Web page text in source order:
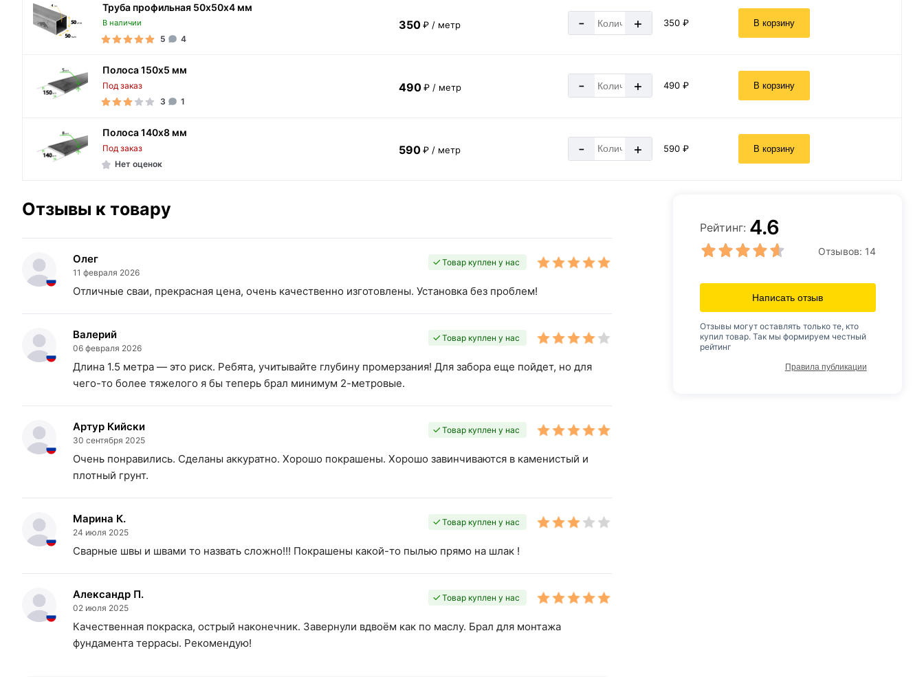
Труба профильная 50х50х4 мм
В наличии
5 4
350 ₽ / метр - + 350 ₽ В корзину
Полоса 150х5 мм
Под заказ
3
1
490 ₽ / метр - + 490 ₽ В корзину
Полоса 140х8 мм
Под заказ
Нет оценок
590 ₽ / метр - + 590 ₽ В корзину
Отзывы к товару
Олег
11 февраля 2026
Товар куплен у нас
Отличные сваи, прекрасная цена, очень качественно изготовлены. Установка без проблем!
Валерий
06 февраля 2026
Товар куплен у нас
Длина 1.5 метра — это риск. Ребята, учитывайте глубину промерзания! Для забора еще пойдет, но для
чего-то более тяжелого я бы теперь брал минимум 2-метровые.
Артур Кийски
30 сентября 2025
Товар куплен у нас
Очень понравились. Сделаны аккуратно. Хорошо покрашены. Хорошо завинчиваются в каменистый и
плотный грунт.
Марина К.
24 июля 2025
Товар куплен у нас
Сварные швы и швами то назвать сложно!!! Покрашены какой-то пылью прямо на шлак !
Александр П.
02 июля 2025
Товар куплен у нас
Качественная покраска, острый наконечник. Завернули вдвоём как по маслу. Брал для монтажа
фундамента террасы. Рекомендую!
Рейтинг: 4.6
Отзывов: 14
Написать отзыв
Отзывы могут оставлять только те, кто
купил товар. Так мы формируем честный
рейтинг
Правила публикации